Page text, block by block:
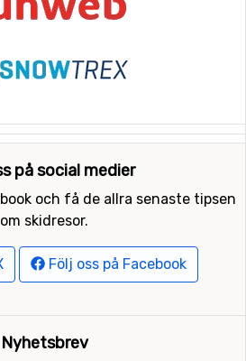
på social medier
och få de allra senaste tipsen
om skidresor.
Följ oss på Facebook
Nyhetsbrev